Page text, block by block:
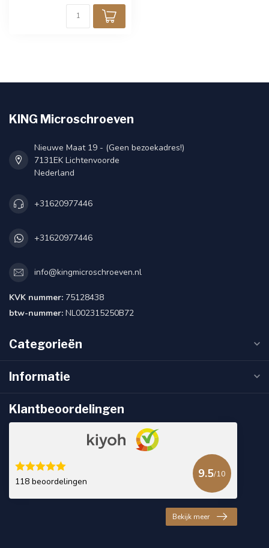
KING Microschroeven
Nieuwe Maat 19 - (Geen bezoekadres!)
7131EK Lichtenvoorde
Nederland
+31620977446
+31620977446
info@kingmicroschroeven.nl
KVK nummer: 75128438
btw-nummer: NL002315250B72
Categorieën
Informatie
Klantbeoordelingen
118 beoordelingen
9.5/10
Bekijk meer